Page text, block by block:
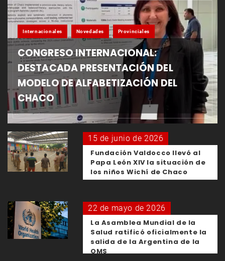
Internacionales Novedades Provinciales
CONGRESO INTERNACIONAL:
DESTACADA PRESENTACIÓN DEL
MODELO DE ALFABETIZACIÓN DEL
CHACO
15 de junio de 2026
Fundación Valdocco llevó al
Papa León XIV la situación de
los niños Wichí de Chaco
22 de mayo de 2026
La Asamblea Mundial de la
Salud ratificó oficialmente la
salida de la Argentina de la
OMS